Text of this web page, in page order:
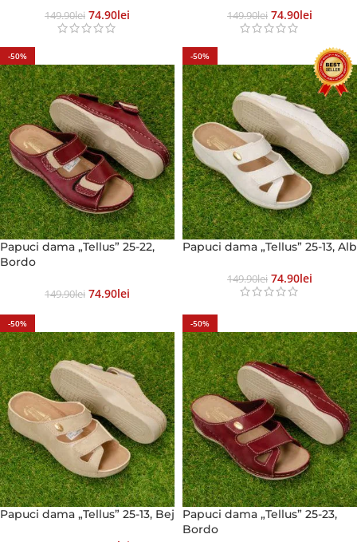
149.90Lei 74.90Lei 149.90Lei 74.90Lei
-50%
Papuci dama „Tellus” 25-22,
Bordo
149.90Lei 74.90Lei
-50%
Papuci dama „Tellus” 25-13, Alb
149.90Lei 74.90Lei
-50%
Papuci dama „Tellus” 25-13, Bej
-50%
Papuci dama „Tellus” 25-23,
Bordo